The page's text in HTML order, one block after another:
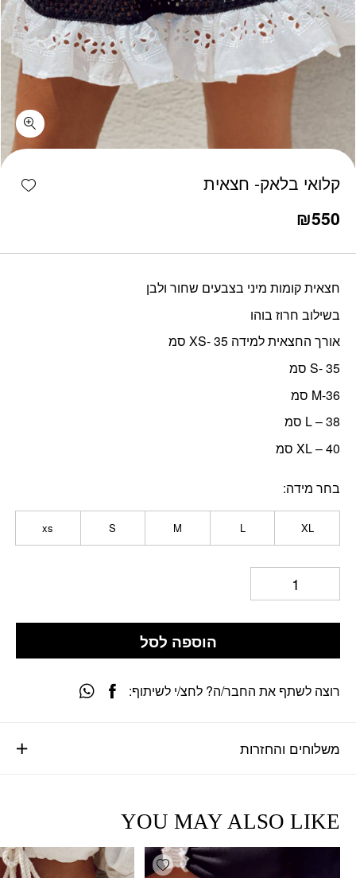
קלואי בלאק- חצאית
₪550
חצאית קומות מיני בצבעים שחור ולבן
בשילוב חרוז בוהו
אורך החצאית למידה XS- 35 סמ
S- 35 סמ
M-36 סמ
L – 38 סמ
XL – 40 סמ
בחר מידה
XL
L
M
S
xs
כמות קלואי בלאק- חצאית
הוספה לסל
משלוחים והחזרות
רוצה לשתף את החבר/ה? לחצ/י לשיתוף:
YOU MAY ALSO LIKE
Add wishlist